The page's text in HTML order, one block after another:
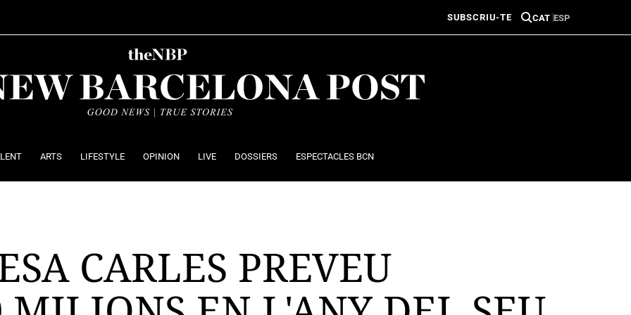
SUBSCRIU-TE CAT ESP
ARTS LIFESTYLE OPINION LIVE DOSSIERS ESPECTACLES BCN
CARLES PREVEU